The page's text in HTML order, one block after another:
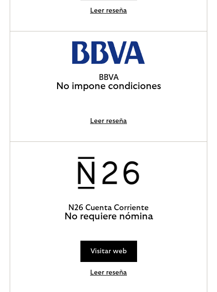
Leer reseña
BBVA
No impone condiciones
Leer reseña
N26 Cuenta Corriente
No requiere nómina
Visitar web
Leer reseña